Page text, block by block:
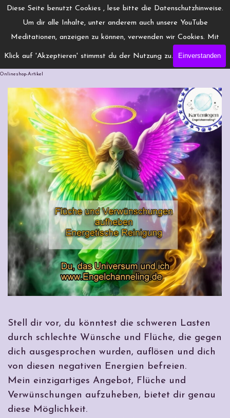
Diese Seite benutzt Cookies , lese bitte die Datenschutzhinweise.
Um dir alle Inhalte, unter anderem auch unsere YouTube
Meditationen, anzeigen zu können, verwenden wir Cookies. Mit
Klick auf 'Akzeptieren' stimmst du der Nutzung zu. Einverstanden
Direkt zum Seiteninhalt
www.Engelchanneling.de
Menü überspringen
Fluch aufheben
Onlineshop-Artikel
Stell dir vor, du könntest die schweren Lasten
durch schlechte Wünsche und Flüche, die gegen
dich ausgesprochen wurden, auflösen und dich
von diesen negativen Energien befreien.
Mein einzigartiges Angebot, Flüche und
Verwünschungen aufzuheben, bietet dir genau
diese Möglichkeit.